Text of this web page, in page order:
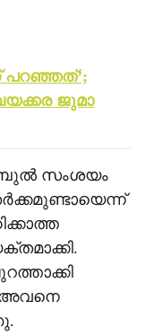
പറഞ്ഞത്’;
വയക്കര ജുമാ
സംശയം
അവനെ